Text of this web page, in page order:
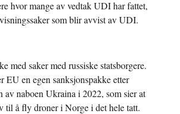
hvor mange av vedtak UDI har fattet,
som blir avvist av UDI.
med saker med russiske statsborgere.
EU en egen sanksjonspakke etter
av naboen Ukraina i 2022, som sier at
til å fly droner i Norge i det hele tatt.